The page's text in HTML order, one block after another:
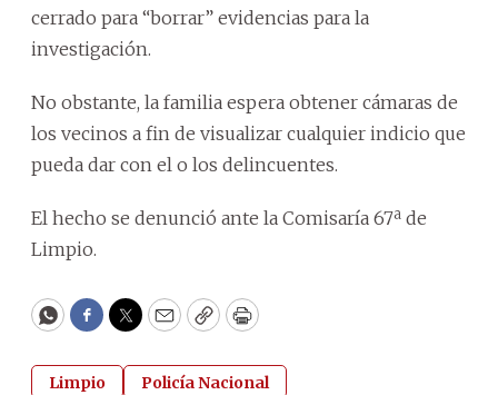
cerrado para “borrar” evidencias para la
investigación.
No obstante, la familia espera obtener cámaras de
los vecinos a fin de visualizar cualquier indicio que
pueda dar con el o los delincuentes.
El hecho se denunció ante la Comisaría 67ª de
Limpio.
WhatsApp
Facebook
Twitter
EmailCopyPrint
Limpio Policía Nacional